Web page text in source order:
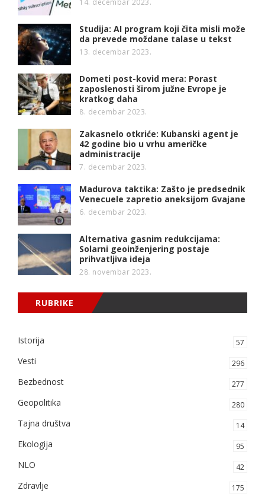
Studija: AI program koji čita misli može
da prevede moždane talase u tekst
13. decembar 2023.
Dometi post-kovid mera: Porast
zaposlenosti širom južne Evrope je
kratkog daha
8. decembar 2023.
Zakasnelo otkriće: Kubanski agent je
42 godine bio u vrhu američke
administracije
7. decembar 2023.
Madurova taktika: Zašto je predsednik
Venecuele zapretio aneksijom Gvajane
6. decembar 2023.
Alternativa gasnim redukcijama:
Solarni geoinženjering postaje
prihvatljiva ideja
28. novembar 2023.
RUBRIKE
Istorija 57
Vesti 296
Bezbednost 277
Geopolitika 280
Tajna društva 14
Ekologija 95
NLO 42
Zdravlje 175